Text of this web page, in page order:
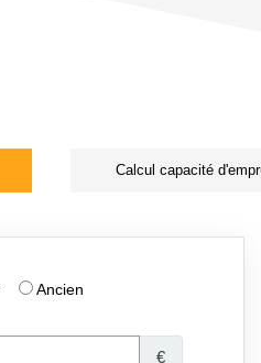
Calcul capacité